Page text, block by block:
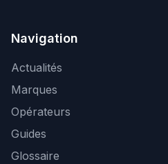
Navigation
Actualités
Marques
Opérateurs
Guides
Glossaire